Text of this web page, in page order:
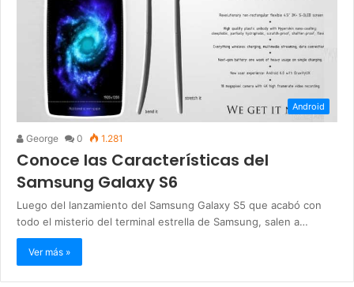
Android
George 0 1.281
Conoce las Características del
Samsung Galaxy S6
Luego del lanzamiento del Samsung Galaxy S5 que acabó con
todo el misterio del terminal estrella de Samsung, salen a…
Ver más »